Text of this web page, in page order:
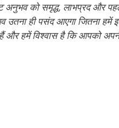
अनुभव को समृद्ध, लाभप्रद और
उतना ही पसंद आएगा जितना
हैं और हमें विश्वास है कि आपको